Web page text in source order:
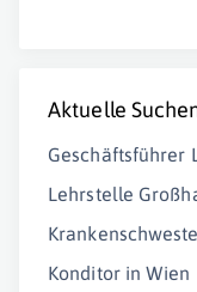
Aktuelle
Geschäftsführer
Lehrstelle
Konditor in Wien